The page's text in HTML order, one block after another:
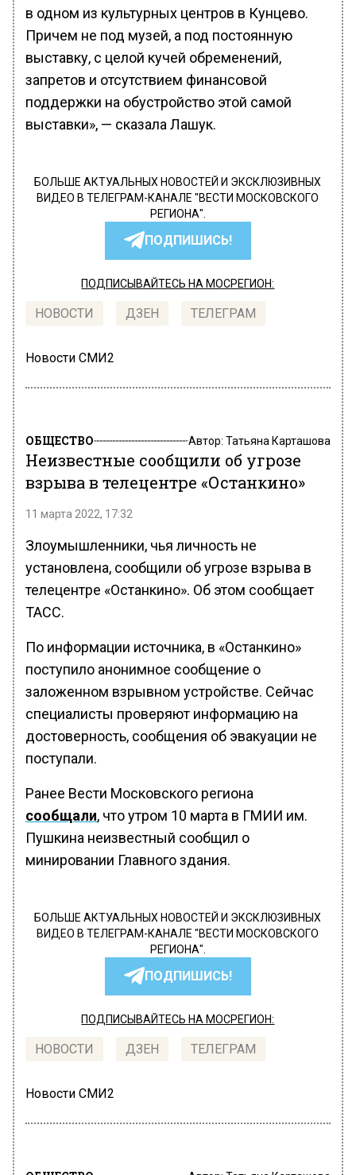
в одном из культурных центров в Кунцево.
Причем не под музей, а под постоянную
выставку, с целой кучей обременений,
запретов и отсутствием финансовой
поддержки на обустройство этой самой
выставки», — сказала Лашук.
БОЛЬШЕ АКТУАЛЬНЫХ НОВОСТЕЙ И ЭКСКЛЮЗИВНЫХ
ВИДЕО В ТЕЛЕГРАМ-КАНАЛЕ "ВЕСТИ МОСКОВСКОГО
РЕГИОНА".
ПОДПИШИСЬ!
ПОДПИСЫВАЙТЕСЬ НА МОСРЕГИОН:
НОВОСТИ ДЗЕН ТЕЛЕГРАМ
Новости СМИ2
ОБЩЕСТВО Автор: Татьяна Карташова
Неизвестные сообщили об угрозе
взрыва в телецентре «Останкино»
11 марта 2022, 17:32
Злоумышленники, чья личность не
установлена, сообщили об угрозе взрыва в
телецентре «Останкино». Об этом сообщает
ТАСС.
По информации источника, в «Останкино»
поступило анонимное сообщение о
заложенном взрывном устройстве. Сейчас
специалисты проверяют информацию на
достоверность, сообщения об эвакуации не
поступали.
Ранее Вести Московского региона
сообщали, что утром 10 марта в ГМИИ им.
Пушкина неизвестный сообщил о
минировании Главного здания.
БОЛЬШЕ АКТУАЛЬНЫХ НОВОСТЕЙ И ЭКСКЛЮЗИВНЫХ
ВИДЕО В ТЕЛЕГРАМ-КАНАЛЕ "ВЕСТИ МОСКОВСКОГО
РЕГИОНА".
ПОДПИШИСЬ!
ПОДПИСЫВАЙТЕСЬ НА МОСРЕГИОН:
НОВОСТИ ДЗЕН ТЕЛЕГРАМ
Новости СМИ2